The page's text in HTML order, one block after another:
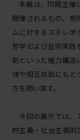
本展は、同館主催
開催されるもの。無
ムに対するステレオ
哲学および芸術実践
制といった権力構造
律や相互扶助にもと
方を問い直す。
今回の展示では、
府主義・社会主義的